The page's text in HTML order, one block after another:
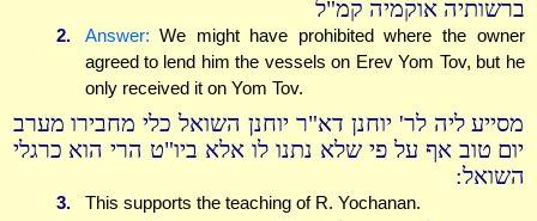
ברשותיה אוקמיה קמ"ל
2. Answer: We might have prohibited where the owner
agreed to lend him the vessels on Erev Yom Tov, but he
only received it on Yom Tov.
מסייע ליה לר' יוחנן דא"ר יוחנן השואל כלי מחבירו מערב
יום טוב אף על פי שלא נתנו לו אלא ביו"ט הרי הוא כרגלי
השואל:
3. This supports the teaching of R. Yochanan.